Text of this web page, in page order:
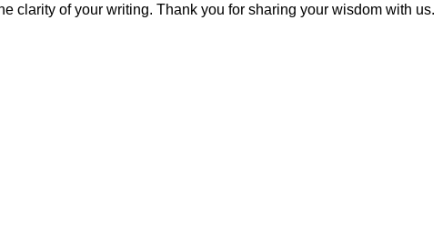
clarity of your writing. Thank you for sharing your wisdom with us.